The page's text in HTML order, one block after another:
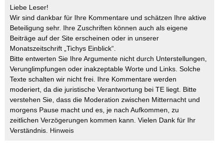
Liebe Leser!
Wir sind dankbar für Ihre Kommentare und schätzen Ihre aktive
Beteiligung sehr. Ihre Zuschriften können auch als eigene
Beiträge auf der Site erscheinen oder in unserer
Monatszeitschrift „Tichys Einblick“.
Bitte entwerten Sie Ihre Argumente nicht durch Unterstellungen,
Verunglimpfungen oder inakzeptable Worte und Links. Solche
Texte schalten wir nicht frei. Ihre Kommentare werden
moderiert, da die juristische Verantwortung bei TE liegt. Bitte
verstehen Sie, dass die Moderation zwischen Mitternacht und
morgens Pause macht und es, je nach Aufkommen, zu
zeitlichen Verzögerungen kommen kann. Vielen Dank für Ihr
Verständnis. Hinweis